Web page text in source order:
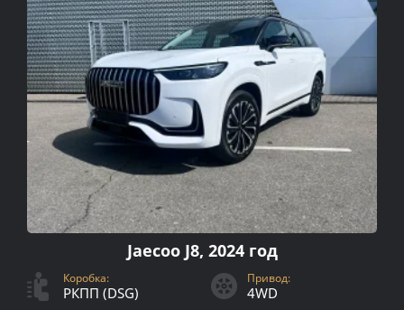
Jaecoo J8, 2024 год
Коробка:
РКПП (DSG)
Привод:
4WD